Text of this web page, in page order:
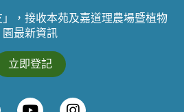
，接收本苑及嘉道理農場暨植物
園最新資訊
立即登記